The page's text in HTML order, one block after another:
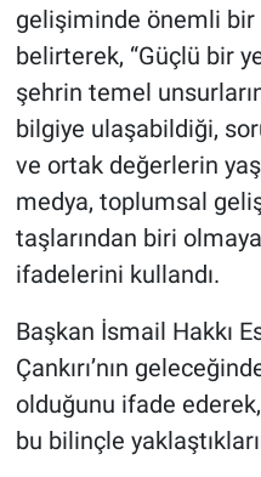
gelişiminde önemli bir
belirterek, “Güçlü bir
şehrin temel
bilgiye ulaşabildiği,
ve ortak değerlerin
medya, toplumsal
taşlarından biri
ifadelerini kullandı.
Başkan İsmail Hakkı
Çankırı’nın
olduğunu ifade
bu bilinçle